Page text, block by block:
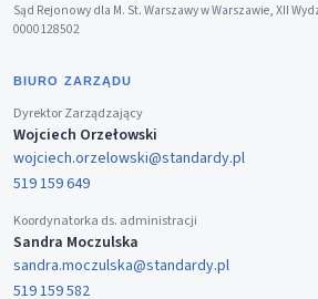
Sąd Rejonowy dla M. St. Warszawy w Warszawie, XII
0000128502
BIURO ZARZĄDU
Dyrektor Zarządzający
Wojciech Orzełowski
wojciech.orzelowski@standardy.pl
519 159 649
Koordynatorka ds. administracji
Sandra Moczulska
sandra.moczulska@standardy.pl
519 159 582